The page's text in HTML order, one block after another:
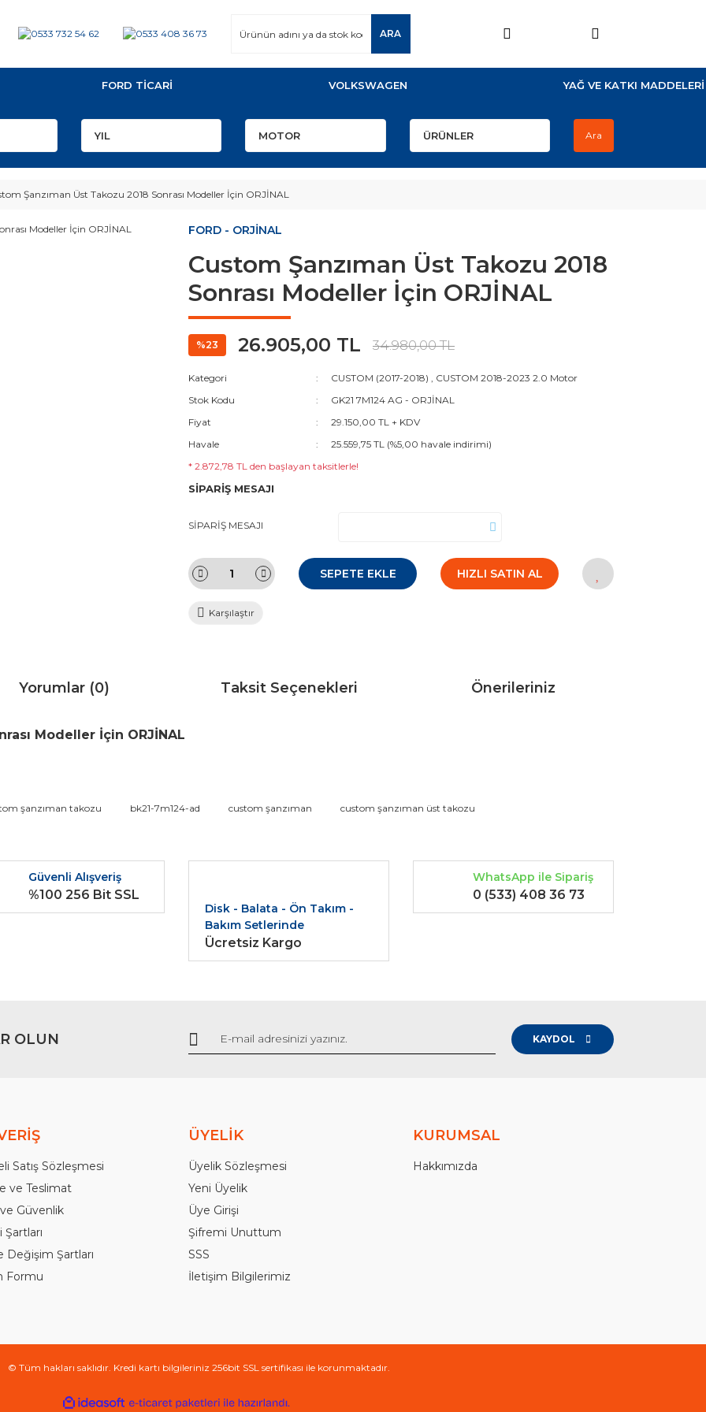
ARA
FORD TİCARİ VOLKSWAGEN YAĞ VE KATKI MADDELERİ
Ara
Şanzıman Üst Takozu 2018 Sonrası Modeller İçin ORJİNAL
FORD - ORJİNAL
Custom Şanzıman Üst Takozu 2018
Sonrası Modeller İçin ORJİNAL
%23 26.905,00 TL 34.980,00 TL
Kategori CUSTOM (2017-2018) , CUSTOM 2018-2023 2.0 Motor
Stok Kodu
GK21 7M124 AG - ORJİNAL
Fiyat
29.150,00 TL + KDV
Havale
25.559,75 TL (%5,00 havale indirimi)
* 2.872,78 TL den başlayan taksitlerle!
SİPARİŞ MESAJI
SİPARİŞ MESAJI
SEPETE EKLE HIZLI SATIN AL
Karşılaştır
Yorumlar (0) Taksit Seçenekleri Önerileriniz
Modeller İçin ORJİNAL
diğer konularda yetersiz gördüğünüz noktaları öneri formunu kullanarak tarafımıza iletebilirsiniz.
Gönder
şanzıman takozu bk21-7m124-ad custom şanzıman custom şanzıman üst takozu
Güvenli Alışveriş
%100 256 Bit SSL
Disk - Balata - Ön Takım -
Bakım Setlerinde
Ücretsiz Kargo
WhatsApp ile Sipariş
0 (533) 408 36 73
OLUN KAYDOL
Satış Sözleşmesi
ve Teslimat
Güvenlik
Şartları
Değişim Şartları
Formu
ÜYELİK
Üyelik Sözleşmesi
Yeni Üyelik
Üye Girişi
Şifremi Unuttum
SSS
İletişim Bilgilerimiz
KURUMSAL
Hakkımızda
© Tüm hakları saklıdır. Kredi kartı bilgileriniz 256bit SSL sertifikası ile korunmaktadır.
ideasoft
e-